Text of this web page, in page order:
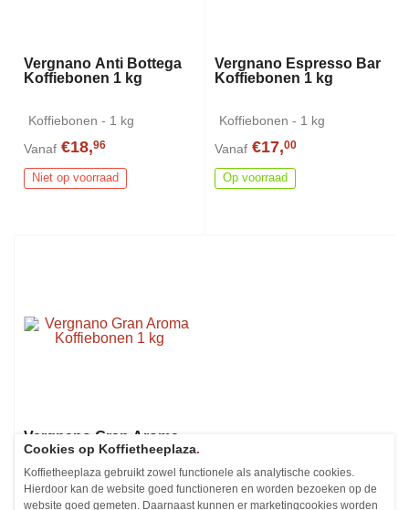
Vergnano Anti Bottega
Koffiebonen 1 kg
Koffiebonen - 1 kg
Vanaf €18,96
Niet op voorraad
Vergnano Espresso Bar
Koffiebonen 1 kg
Koffiebonen - 1 kg
Vanaf €17,00
Op voorraad
Vergnano Gran Aroma
Koffiebonen 1 kg
Koffiebonen - 1 kg
Cookies op Koffietheeplaza.
Koffietheeplaza gebruikt zowel functionele als analytische cookies.
Hierdoor kan de website goed functioneren en worden bezoeken op de
website goed gemeten. Daarnaast kunnen er marketingcookies worden